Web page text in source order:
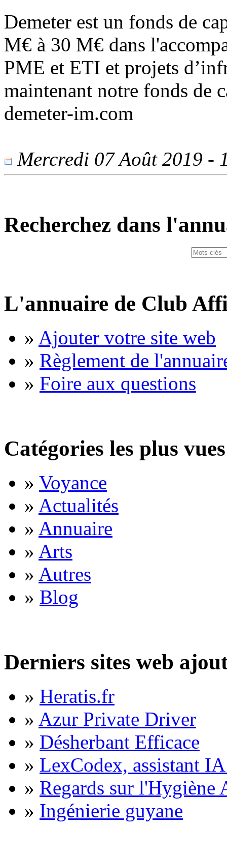
Demeter est un fonds de
M€ à 30 M€ dans
PME et ETI et projets
maintenant notre fonds de
demeter-im.com
Mercredi 07 Août 2019 -
Recherchez dans
L'annuaire de Club
» Ajouter votre site web
» Règlement de
» Foire aux questions
Catégories les plus vues
» Voyance
» Actualités
» Annuaire
» Arts
» Autres
» Blog
Derniers sites web
» Heratis.fr
» Azur Private Driver
» Désherbant Efficace
» LexCodex, assistant
» Regards sur l'Hygiène
» Ingénierie guyane